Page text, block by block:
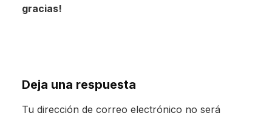
gracias!
Deja una respuesta
Tu dirección de correo electrónico no será